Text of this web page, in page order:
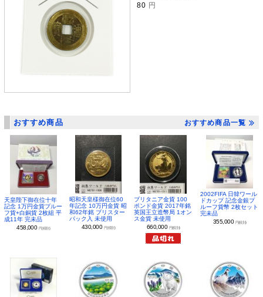
80 円
おすすめ商品 おすすめ商品一覧
天皇陛下御在位十年
記念 1万円金貨プルー
フ貨+白銅貨 2枚組 平
成11年 完未品
458,000 円(税別)
昭和天皇様御在位60
年記念 10万円金貨 昭
和62年銘 ブリスター
パック入 未使用
430,000 円(税別)
ブリタニア金貨 100
ポンド金貨 2017年銘
英国王立造幣局 1オン
ス金貨 未使用
660,000 円(税別)
2002FIFA 日韓ワール
ドカップ 記念金銀プ
ルーフ貨幣 2枚セット
完未品
355,000 円(税別)